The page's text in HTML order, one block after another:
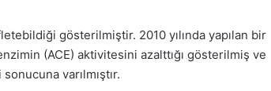
gösterilmiştir. 2010 yılında yapılan bir
(ACE) aktivitesini azalttığı gösterilmiş ve
varılmıştır.